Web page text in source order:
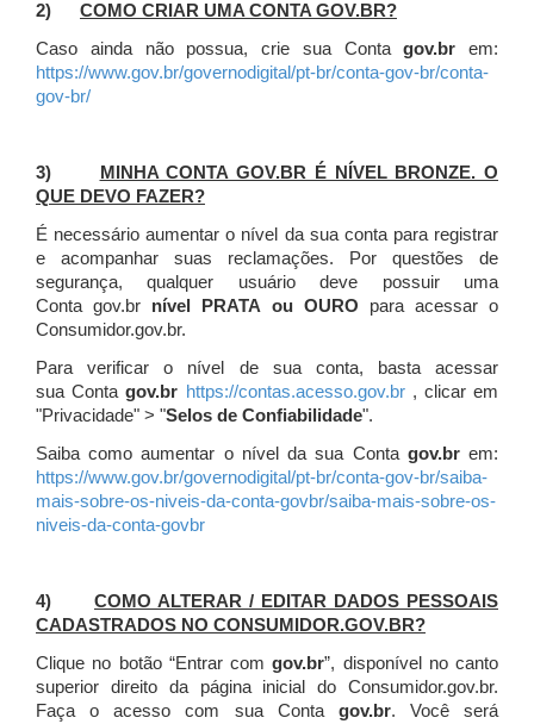
2) COMO CRIAR UMA CONTA GOV.BR?
Caso ainda não possua, crie sua Contagov.br em:
https://www.gov.br/governodigital/pt-br/conta-gov-br/conta-
gov-br/
3)
MINHA CONTA GOV.BR É NÍVEL BRONZE. O
QUE DEVO FAZER?
É necessário aumentar o nível da sua conta para registrar
e acompanhar suas reclamações. Por questões de
segurança, qualquer usuário deve possuir uma
Conta gov.br nível PRATA ou OURO para acessar o
Consumidor.gov.br.
Para verificar o nível de sua conta, basta acessar
sua Contagov.br https://contas.acesso.gov.br, clicar em
"Privacidade" > "Selos de Confiabilidade".
Saiba como aumentar o nível da sua Conta gov.brem:
https://www.gov.br/governodigital/pt-br/conta-gov-br/saiba-
mais-sobre-os-niveis-da-conta-govbr/saiba-mais-sobre-os-
niveis-da-conta-govbr
4) COMO ALTERAR / EDITAR DADOS PESSOAIS
CADASTRADOS NO CONSUMIDOR.GOV.BR?
Clique no botão “Entrar comgov.br”, disponível no canto
superior direito da página inicial do Consumidor.gov.br.
Faça o acesso com sua Conta gov.br. Você será